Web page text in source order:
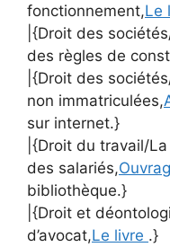
fonctionnement,Le
|{Droit des
des règles de
|{Droit des
non immatriculées,
sur internet.}
|{Droit du travail/
des salariés,
bibliothèque.}
|{Droit et
d’avocat,Le livre .}